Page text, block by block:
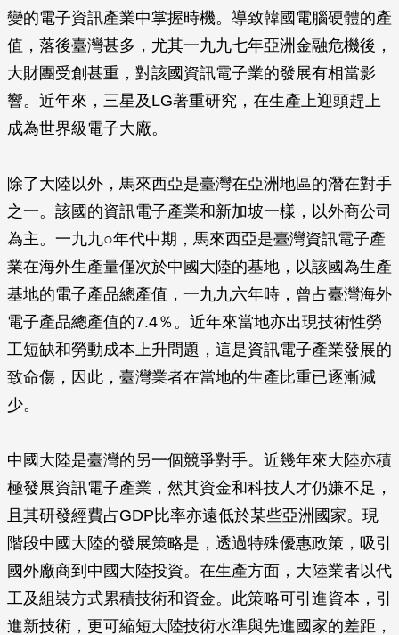
變的電子資訊產業中掌握時機。導致韓國電腦硬體的產
值，落後臺灣甚多，尤其一九九七年亞洲金融危機後，
大財團受創甚重，對該國資訊電子業的發展有相當影
響。近年來，三星及LG著重研究，在生產上迎頭趕上
成為世界級電子大廠。
除了大陸以外，馬來西亞是臺灣在亞洲地區的潛在對手
之一。該國的資訊電子產業和新加坡一樣，以外商公司
為主。一九九○年代中期，馬來西亞是臺灣資訊電子產
業在海外生產量僅次於中國大陸的基地，以該國為生產
基地的電子產品總產值，一九九六年時，曾占臺灣海外
電子產品總產值的7.4％。近年來當地亦出現技術性勞
工短缺和勞動成本上升問題，這是資訊電子產業發展的
致命傷，因此，臺灣業者在當地的生產比重已逐漸減
少。
中國大陸是臺灣的另一個競爭對手。近幾年來大陸亦積
極發展資訊電子產業，然其資金和科技人才仍嫌不足，
且其研發經費占GDP比率亦遠低於某些亞洲國家。現
階段中國大陸的發展策略是，透過特殊優惠政策，吸引
國外廠商到中國大陸投資。在生產方面，大陸業者以代
工及組裝方式累積技術和資金。此策略可引進資本，引
進新技術，更可縮短大陸技術水準與先進國家的差距，